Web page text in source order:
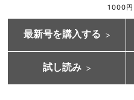
1000円
最新号を購入する
試し読み